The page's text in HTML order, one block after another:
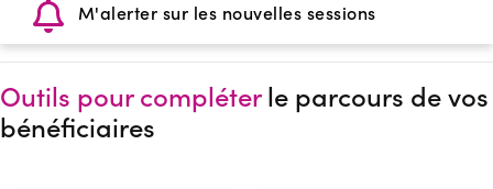
M'alerter sur les nouvelles sessions
Outils pour compléterle parcours de vos
bénéficiaires